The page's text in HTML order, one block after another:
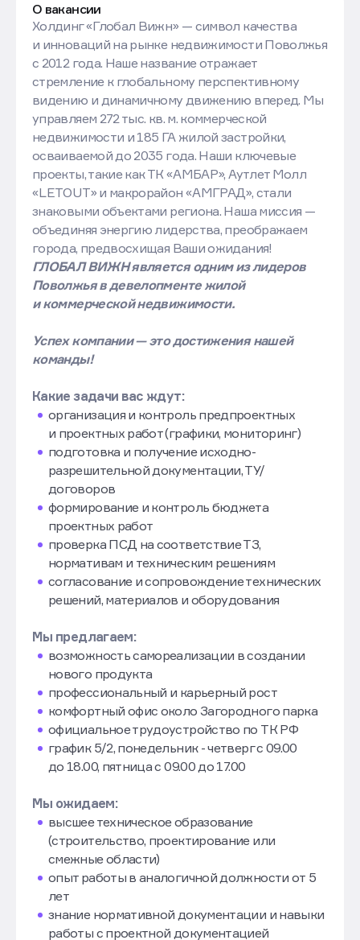
О вакансии
Холдинг «Глобал Вижн» — символ качества
и инноваций на рынке недвижимости Поволжья
с 2012 года. Наше название отражает
стремление к глобальному перспективному
видению и динамичному движению вперед. Мы
управляем 272 тыс. кв. м. коммерческой
недвижимости и 185 ГА жилой застройки,
осваиваемой до 2035 года. Наши ключевые
проекты, такие как ТК «АМБАР», Аутлет Молл
«LETOUT» и макрорайон «АМГРАД», стали
знаковыми объектами региона. Наша миссия —
объединяя энергию лидерства, преображаем
города, предвосхищая Ваши ожидания!
ГЛОБАЛ ВИЖН является одним из лидеров
Поволжья в девелопменте жилой
и коммерческой недвижимости.
Успех компании — это достижения нашей
команды!
Какие задачи вас ждут:
организация и контроль предпроектных
и проектных работ (графики, мониторинг)
подготовка и получение исходно-
разрешительной документации, ТУ/
договоров
формирование и контроль бюджета
проектных работ
проверка ПСД на соответствие ТЗ,
нормативам и техническим решениям
согласование и сопровождение технических
решений, материалов и оборудования
Мы предлагаем:
возможность самореализации в создании
нового продукта
профессиональный и карьерный рост
комфортный офис около Загородного парка
официальное трудоустройство по ТК РФ
график 5/2, понедельник - четверг с 09.00
до 18.00, пятница с 09.00 до 17.00
Мы ожидаем:
высшее техническое образование
(строительство, проектирование или
смежные области)
опыт работы в аналогичной должности от 5
лет
знание нормативной документации и навыки
работы с проектной документацией